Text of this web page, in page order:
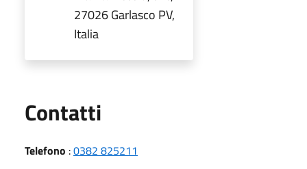
27026 Garlasco PV,
Italia
Contatti
Telefono :0382 825211